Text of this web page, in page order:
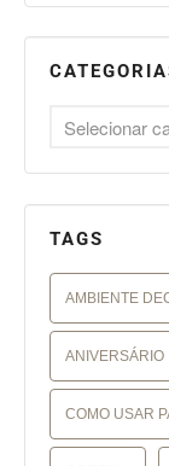
TAGS
AMBIENTE
ANIVERSÁRIO
COMO USAR